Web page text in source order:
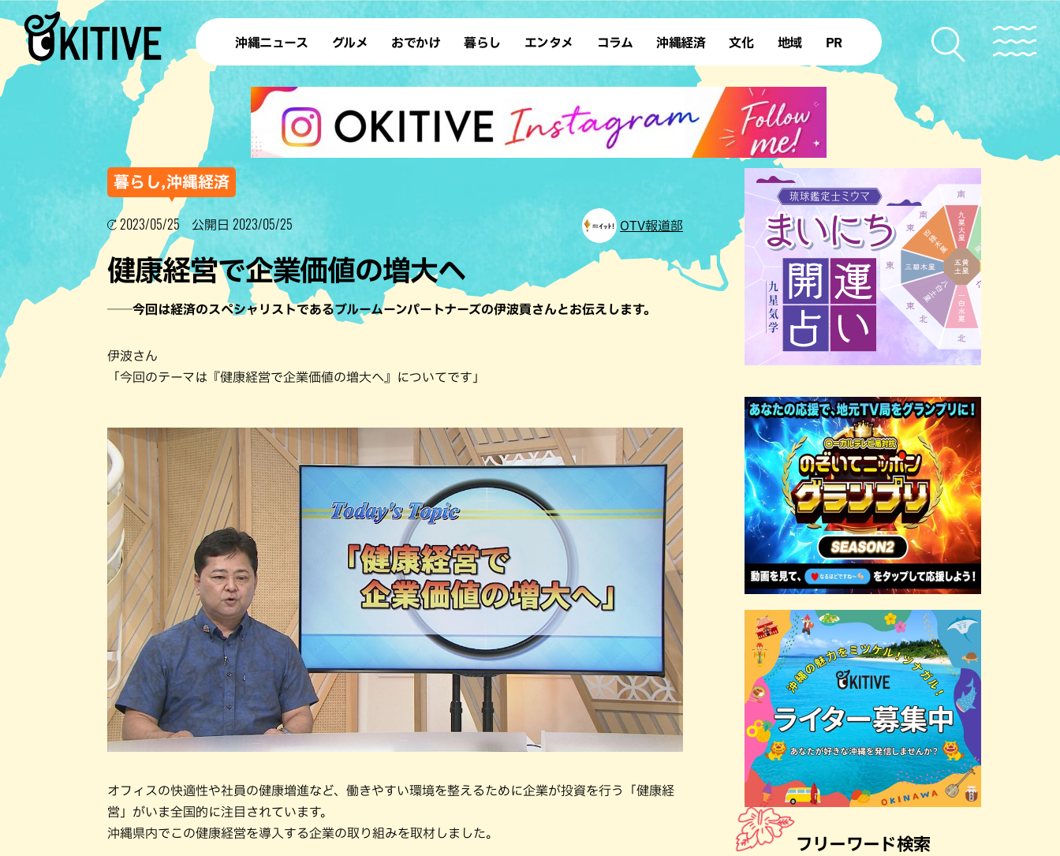
沖縄ニュース グルメ
ラーメン 沖縄そば
テイクアウト カフェ
すし・魚料理 和食・日本料理
ステーキ・焼肉 焼鳥・串料理
その他の肉料理 居酒屋・バー
ブッフェ・バイキング
おでかけ
デート ドライブ
散歩 ソロ活
アート
サウナ
暮らし
レシピ SDGs
ファッション ローカルニュース
沖縄移住 沖縄旧暦行事
エンタメ
スポーツ 占い
タレント・芸人 テレビ
コラム 沖縄経済 文化
復帰50年
地域
本島北部 本島中部
本島南部 先島諸島
北部離島
PR
暮らし,沖縄経済
2023/05/25 公開日 2023/05/25 OTV報道部
健康経営で企業価値の増大へ
──今回は経済のスペシャリストであるブルームーンパートナーズの伊波貢さんとお伝えします。
伊波さん
「今回のテーマは『健康経営で企業価値の増大へ』についてです」
オフィスの快適性や社員の健康増進など、働きやすい環境を整えるために企業が投資を行う「健康経
営」がいま全国的に注目されています。
沖縄県内でこの健康経営を導入する企業の取り組みを取材しました。
フリーワード検索